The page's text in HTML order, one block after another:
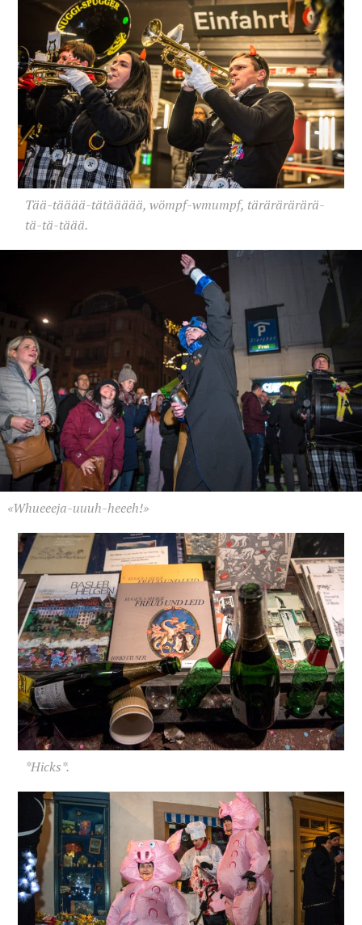
Tää-tääää-tätäääää, wömpf-wmumpf, tärärärärärä-
tä-tä-täää.
«Whueeeja-uuuh-heeeh!»
*Hicks*.